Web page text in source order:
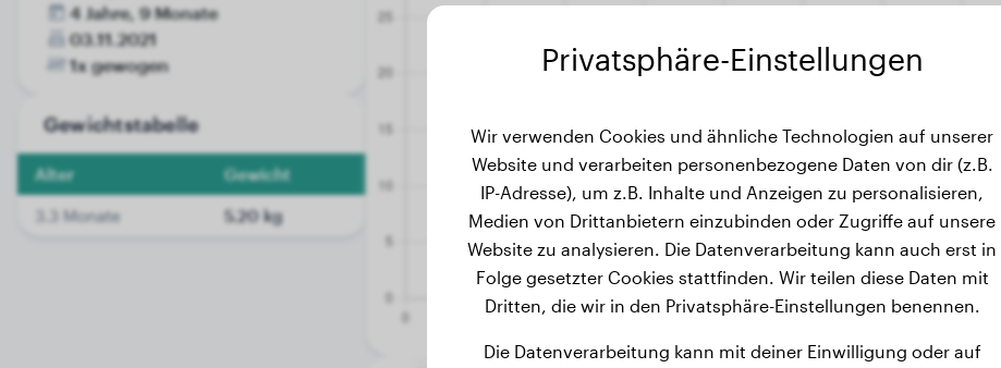
4 Jahre, 9 Monate
03.11.2021
1x gewogen
Gewichtstabelle
Alter Gewicht
3.3 Monate 5.20 kg
Privatsphäre-Einstellungen
Wir verwenden Cookies und ähnliche Technologien auf unserer
Website und verarbeiten personenbezogene Daten von dir (z.B.
IP-Adresse), um z.B. Inhalte und Anzeigen zu personalisieren,
Medien von Drittanbietern einzubinden oder Zugriffe auf unsere
Website zu analysieren. Die Datenverarbeitung kann auch erst in
Folge gesetzter Cookies stattfinden. Wir teilen diese Daten mit
Dritten, die wir in den Privatsphäre-Einstellungen benennen.
Die Datenverarbeitung kann mit deiner Einwilligung oder auf